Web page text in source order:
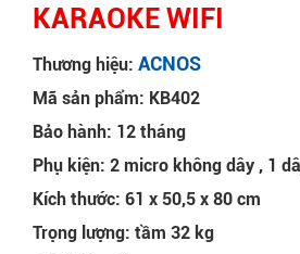
KARAOKE WIFI
Thương hiệu: ACNOS
Mã sản phẩm: KB402
Bảo hành: 12 tháng
Phụ kiện: 2 micro không dây , 1
Kích thước: 61 x 50,5 x 80 cm
Trọng lượng: tầm 32 kg